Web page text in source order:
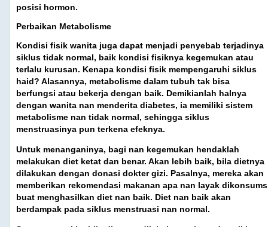
posisi hormon.
Perbaikan Metabolisme
Kondisi fisik wanita juga dapat menjadi penyebab terjadinya
siklus tidak normal, baik kondisi fisiknya kegemukan atau
terlalu kurusan. Kenapa kondisi fisik mempengaruhi siklus
haid? Alasannya, metabolisme dalam tubuh tak bisa
berfungsi atau bekerja dengan baik. Demikianlah halnya
dengan wanita nan menderita diabetes, ia memiliki sistem
metabolisme nan tidak normal, sehingga siklus
menstruasinya pun terkena efeknya.
Untuk menanganinya, bagi nan kegemukan hendaklah
melakukan diet ketat dan benar. Akan lebih baik, bila dietnya
dilakukan dengan donasi dokter gizi. Pasalnya, mereka akan
memberikan rekomendasi makanan apa nan layak
buat menghasilkan diet nan baik. Diet nan baik akan
berdampak pada siklus menstruasi nan normal.